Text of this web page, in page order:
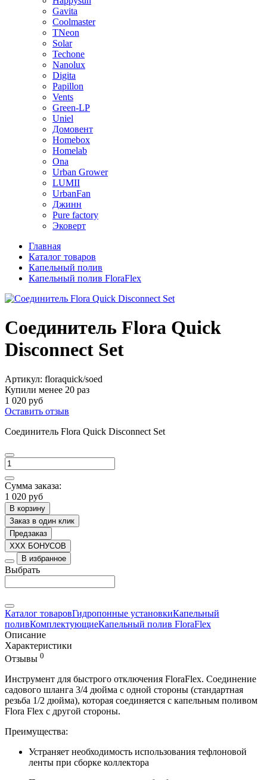
Gavita
Coolmaster
TNeon
Solar
Techone
Nanolux
Digita
Papillon
Vents
Green-LP
Uniel
Домовент
Homebox
Homelab
Ona
Urban Grower
LUMII
UrbanFan
Джинн
Pure factory
Эковерт
Главная
Каталог товаров
Капельный полив
Капельный полив FloraFlex
Соединитель Flora Quick
Disconnect Set
Артикул: floraquick/soed
Купили менее 20 раз
1 020 руб
Оставить отзыв
Соединитель Flora Quick Disconnect Set
Сумма заказа:
1 020 руб
В корзину
Заказ в один клик
Предзаказ
XXX БОНУСОВ
В избранное
Выбрать
Каталог товаровГидропонные установкиКапельный
поливКомплектующиеКапельный полив FloraFlex
Описание
Характеристики
Отзывы 0
Инструмент для быстрого отключения FloraFlex. Соединение
садового шланга 3/4 дюйма с одной стороны (стандартная
резьба 1/2 дюйма), которая соединяется с капельным поливом
Flora Flex с другой стороны.
Преимущества:
Устраняет необходимость использования тефлоновой
ленты при сборке коллектора